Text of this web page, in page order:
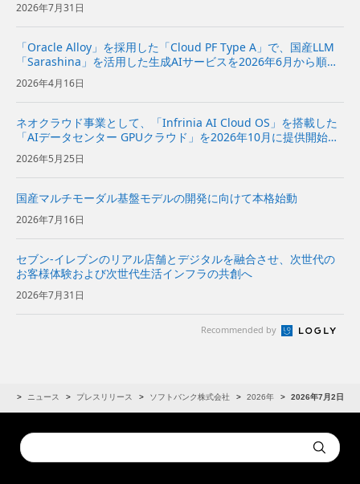
2026年7月31日
「Oracle Alloy」を採用した「Cloud PF Type A」で、国産LLM
「Sarashina」を活用した生成AIサービスを2026年6月から順次
提供〜企業や自治体におけるデータ主権を備えたAI活用のニーズ
に対応〜 | 企業・I...
2026年4月16日
ネオクラウド事業として、「Infrinia AI Cloud OS」を搭載した
「AIデータセンター GPUクラウド」を2026年10月に提供開始～
AIモデルの開発から推論、データ処理までの幅広いAIワークロー
ドを効率的かつ柔軟に実行可能～ ...
2026年5月25日
国産マルチモーダル基盤モデルの開発に向けて本格始動
2026年7月16日
セブン-イレブンのリアル店舗とデジタルを融合させ、次世代の
お客様体験および次世代生活インフラの共創へ
2026年7月31日
Recommended by
ニュース プレスリリース ソフトバンク株式会社 2026年 2026年7月2日
Conduct
a
Submit